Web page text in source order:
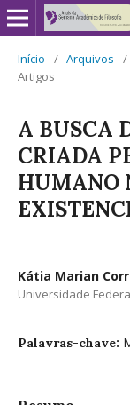
Início / Arquivos /
Artigos
A BUSCA
CRIADA
HUMANO
Kátia Marian
Universidade
Palavras-chave: